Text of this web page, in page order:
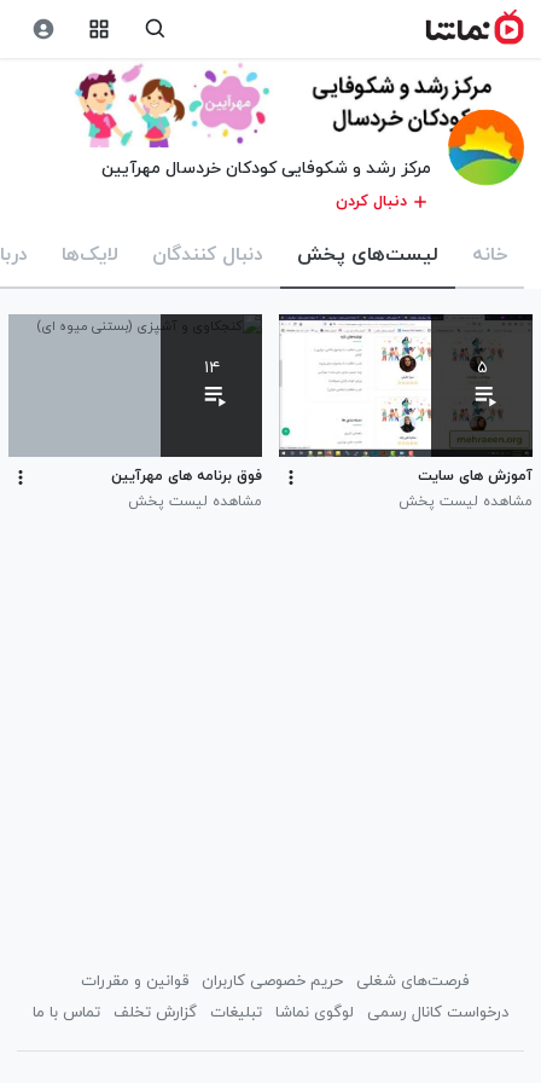
مرکز رشد و شکوفایی کودکان خردسال مهرآیین
دنبال کردن
خانه لیست‌های پخش دنبال کنندگان لایک‌ها
۵
آموزش های سایت
مشاهده لیست پخش
۱۴
فوق برنامه های مهرآیین
مشاهده لیست پخش
فرصت‌های شغلی حریم خصوصی کاربران
قوانین و مقررات
درخواست کانال رسمی
لوگوی نماشا تبلیغات گزارش تخلف تماس با ما